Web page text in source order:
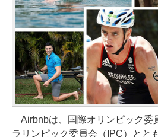
Airbnbは、国際オリンピック委
ラリンピック委員会（IPC）とと